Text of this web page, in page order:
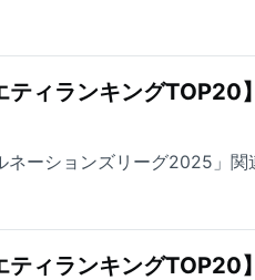
ティランキング
ネーションズリーグ2025」関
ティランキング